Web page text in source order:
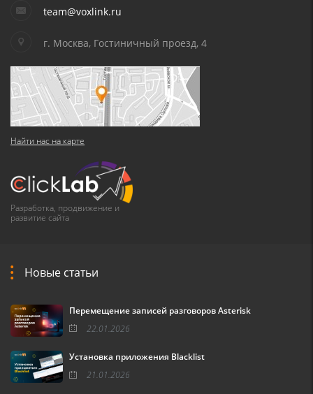
team@voxlink.ru
г. Москва, Гостиничный проезд, 4
Найти нас на карте
Разработка, продвижение и
развитие сайта
Новые статьи
Перемещение записей разговоров Asterisk
22.01.2026
Установка приложения Blacklist
21.01.2026